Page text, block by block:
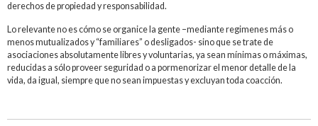
derechos de propiedad y responsabilidad.
Lo relevante no es cómo se organice la gente –mediante regimenes más o
menos mutualizados y “familiares” o desligados- sino que se trate de
asociaciones absolutamente libres y voluntarias, ya sean mínimas o máximas,
reducidas a sólo proveer seguridad o a pormenorizar el menor detalle de la
vida, da igual, siempre que no sean impuestas y excluyan toda coacción.